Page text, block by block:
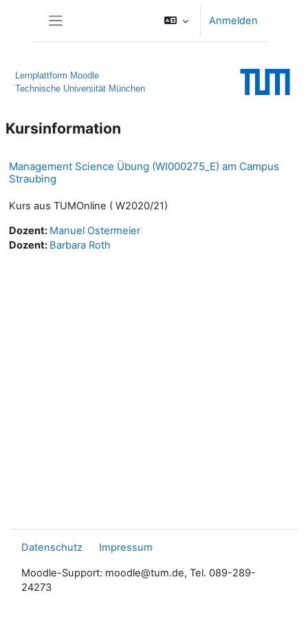
Anmelden
Lernplattform Moodle
Technische Universität München
Kursinformation
Management Science Übung (WI000275_E) am Campus
Straubing
Kurs aus TUMOnline ( W2020/21)
Dozent: Manuel Ostermeier
Dozent: Barbara Roth
Datenschutz Impressum
Moodle-Support: moodle@tum.de, Tel. 089-289-
24273